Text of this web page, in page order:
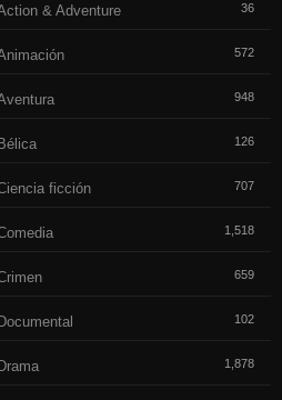
& Adventure 36
572
948
Bélica 126
ficción 707
1,518
659
Documental 102
Drama 1,878